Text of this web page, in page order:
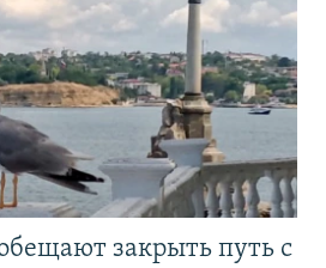
закрыть путь с